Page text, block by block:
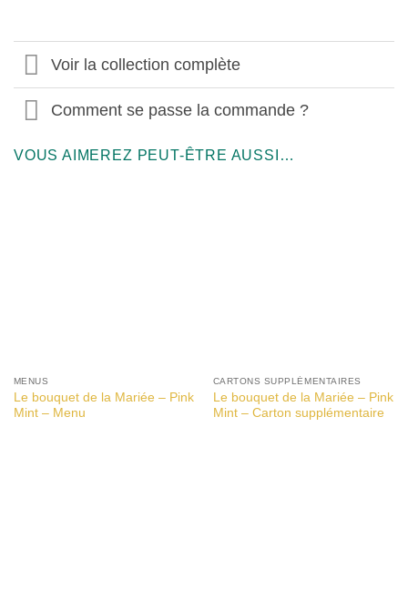
Voir la collection complète
Comment se passe la commande ?
VOUS AIMEREZ PEUT-ÊTRE AUSSI…
MENUS
Le bouquet de la Mariée – Pink
Mint – Menu
CARTONS SUPPLÉMENTAIRES
Le bouquet de la Mariée – Pink
Mint – Carton supplémentaire